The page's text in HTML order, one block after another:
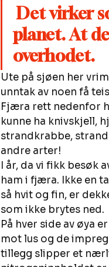
Det virker
planet. At
overhodet.
Ute på sjøen her
unntak av noen få
Fjæra rett nedenfor
kunne ha knivskjell,
strandkrabbe,
andre arter!
I år, da vi fikk besøk
ham i fjæra. Ikke en
så hvit og fin, er
som ikke brytes ned.
På hver side av øya
mot lus og de
tillegg slipper et